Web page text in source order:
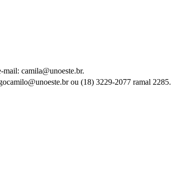
camila@unoeste.br.
ou (18) 3229-2077 ramal 2285.